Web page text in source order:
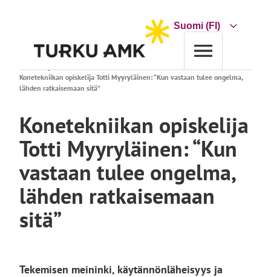
Choose
Konetekniikan opiskelija Totti Myyryläinen: “Kun vastaan tulee ongelma,
lähden ratkaisemaan sitä”
Konetekniikan opiskelija
Totti Myyryläinen: “Kun
vastaan tulee ongelma,
lähden ratkaisemaan
sitä”
Tekemisen meininki, käytännönläheisyys ja